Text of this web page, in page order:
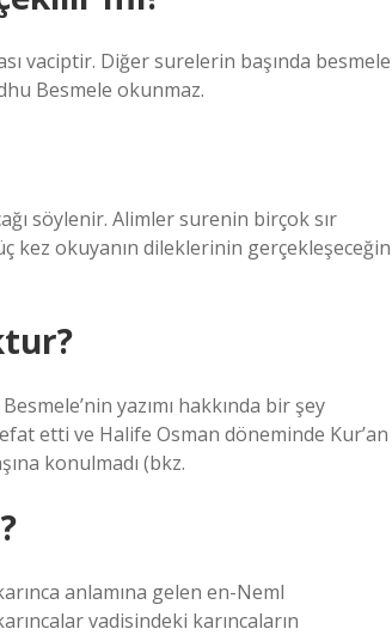
vaciptir. Diğer surelerin başında besmele
Besmele okunmaz.
söylenir. Alimler surenin birçok sır
kez okuyanın dileklerinin
yazımı hakkında bir şey
etti ve Halife Osman döneminde Kur’an
konulmadı (bkz.
anlamına gelen en-Neml
vadisindeki karıncaların